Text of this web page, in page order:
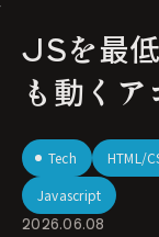
JSを最
も動く
Tech
HTML/
Javascript
2026.06.08